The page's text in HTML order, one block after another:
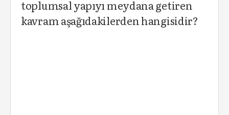
toplumsal yapıyı meydana getiren
kavram aşağıdakilerden hangisidir?